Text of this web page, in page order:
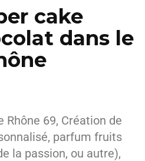
cake
dans le
Rhône 69, Création de
parfum fruits
la passion, ou autre),